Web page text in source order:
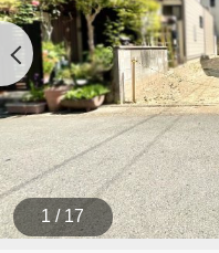
1 / 17